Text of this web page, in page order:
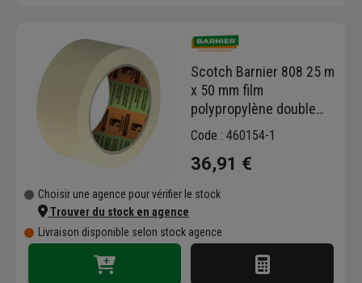
Scotch Barnier 808 25 m
x 50 mm film
polypropylène double
face
Code : 460154-1
36,91 €
Choisir une agence pour vérifier le stock
Trouver du stock en agence
Livraison disponible selon stock agence